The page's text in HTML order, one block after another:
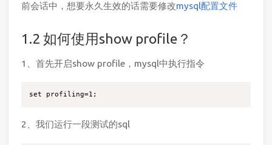
前会话中，想要永久生效的话需要修改mysql配置文件
1.2 如何使用show profile？
1、首先开启show profile，mysql中执行指令
2、我们运行一段测试的sql